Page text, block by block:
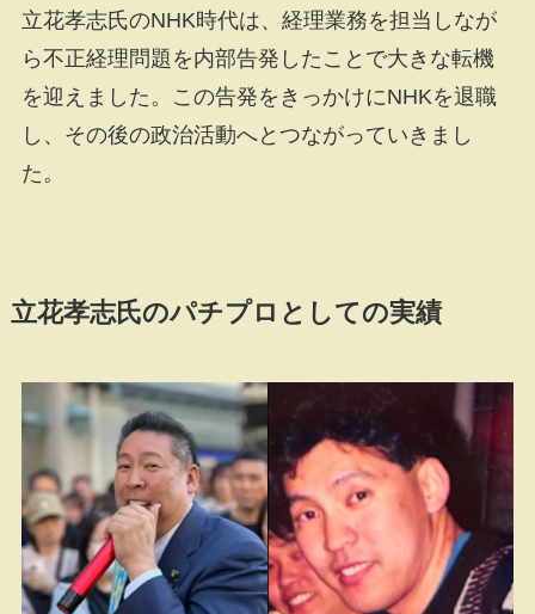
立花孝志氏のNHK時代は、経理業務を担当しなが
ら不正経理問題を内部告発したことで大きな転機
を迎えました。この告発をきっかけにNHKを退職
し、その後の政治活動へとつながっていきまし
た。
立花孝志氏のパチプロとしての実績